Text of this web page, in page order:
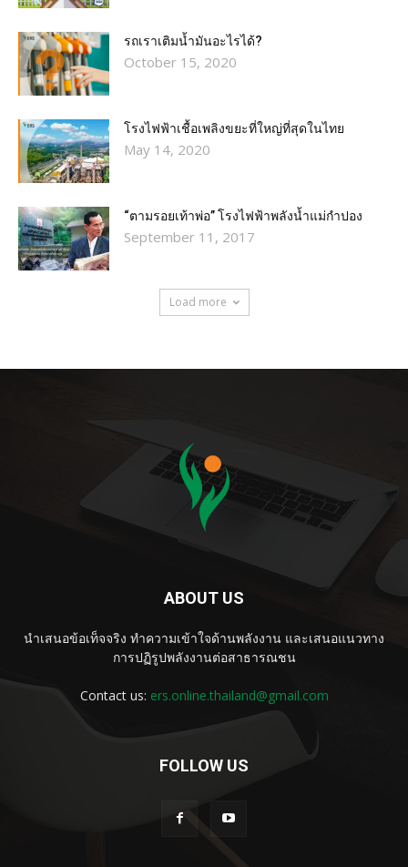
รถเราเติมน้ำมันอะไรได้?​
October 15, 2020
โรงไฟฟ้าเชื้อเพลิงขยะที่ใหญ่ที่สุดในไทย
May 14, 2020
“ตามรอยเท้าพ่อ” โรงไฟฟ้าพลังน้ำแม่กำปอง
September 11, 2017
Load more
ABOUT US
นำเสนอข้อเท็จจริง ทำความเข้าใจด้านพลังงาน และเสนอแนวทาง
การปฏิรูปพลังงานต่อสาธารณชน
Contact us: ers.online.thailand@gmail.com
FOLLOW US